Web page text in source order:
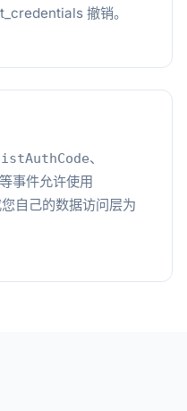
撤销。
、
等事件允许使用
自己的数据访问层为